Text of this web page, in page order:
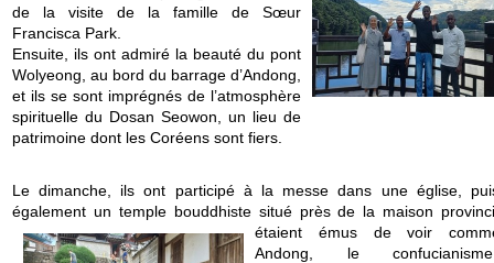
de la visite de la famille de Sœur
Francisca Park.
Ensuite, ils ont admiré la beauté du pont
Wolyeong, au bord du barrage d’Andong,
et ils se sont imprégnés de l’atmosphère
spirituelle du Dosan Seowon, un lieu de
patrimoine dont les Coréens sont fiers.
Le dimanche, ils ont participé à la messe dans une église,
également un temple bouddhiste situé près de la maison
étaient émus de voir
Andong, le